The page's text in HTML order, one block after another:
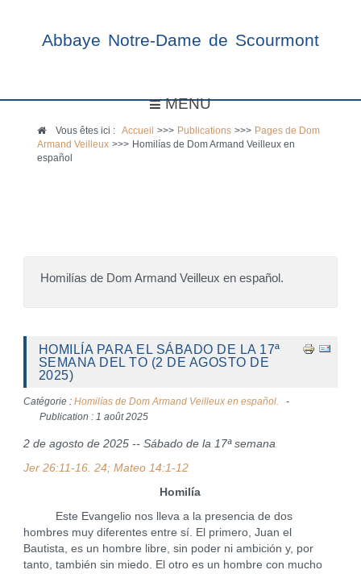
Abbaye Notre-Dame de Scourmont
MENU
Vous êtes ici :Accueil >>> Publications >>> Pages de Dom
Armand Veilleux >>> Homilías de Dom Armand Veilleux en
español
Homilías de Dom Armand Veilleux en español.
HOMILÍA PARA EL SÁBADO DE LA 17ª
SEMANA DEL TO (2 DE AGOSTO DE
2025)
Catégorie : Homilías de Dom Armand Veilleux en español.
Publication : 1 août 2025
2 de agosto de 2025 -- Sábado de la 17ª semana
Jer 26:11-16. 24; Mateo 14:1-12
Homilía
Este Evangelio nos lleva a la presencia de dos
hombres muy diferentes entre sí. El primero, Juan el
Bautista, es un hombre libre, sin poder ni ambición y, por
tanto, también sin miedo. El otro es un hombre con mucho